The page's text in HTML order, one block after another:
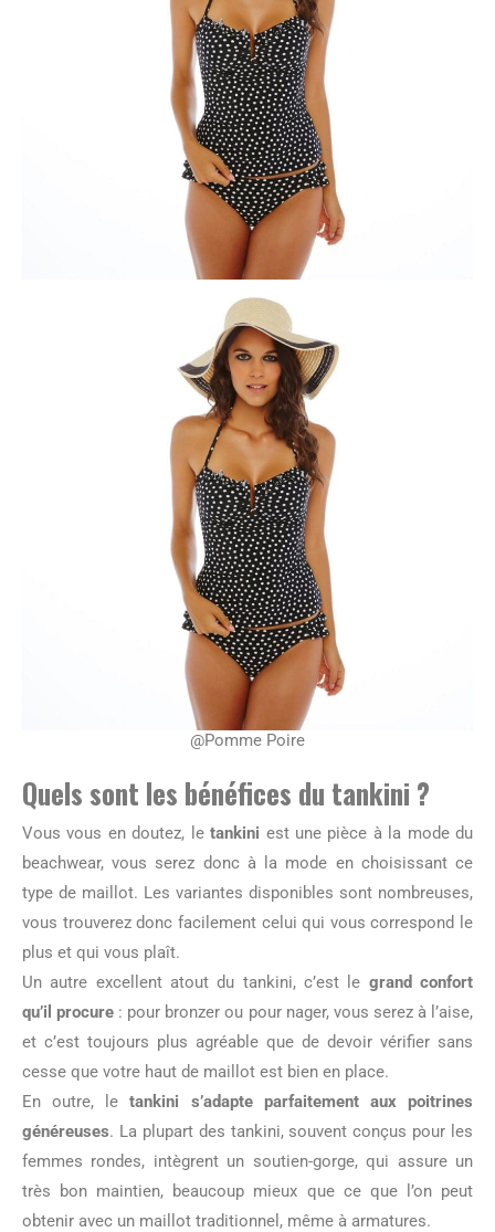
@Pomme Poire
Quels sont les bénéfices du tankini ?
Vous vous en doutez, letankini est une pièce à la mode du
beachwear, vous serez donc à la mode en choisissant ce
type de maillot. Les variantes disponibles sont nombreuses,
vous trouverez donc facilement celui qui vous correspond le
plus et qui vous plaît.
Un autre excellent atout du tankini, c’est le grand confort
qu’il procure : pour bronzer ou pour nager, vous serez à l’aise,
et c’est toujours plus agréable que de devoir vérifier sans
cesse que votre haut de maillot est bien en place.
En outre, letankini s’adapte parfaitement aux poitrines
généreuses. La plupart des tankini, souvent conçus pour les
femmes rondes, intègrent un soutien-gorge, qui assure un
très bon maintien, beaucoup mieux que ce que l’on peut
obtenir avec un maillot traditionnel, même à armatures.